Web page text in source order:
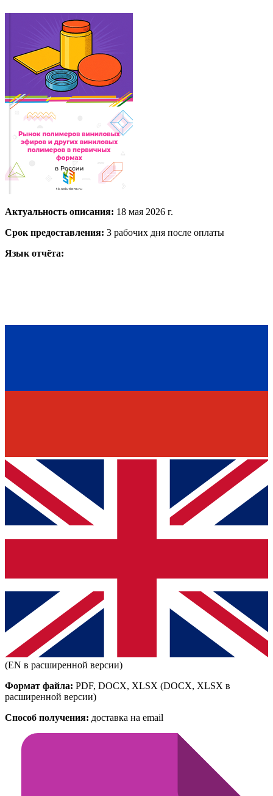
Актуальность описания: 18 мая 2026 г.
Срок предоставления: 3 рабочих дня после оплаты
Язык отчёта:
(EN в расширенной версии)
Формат файла: PDF, DOCX, XLSX (DOCX, XLSX в
расширенной версии)
Способ получения: доставка на email